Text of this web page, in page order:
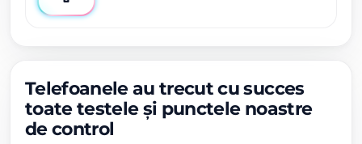
Telefoanele au trecut cu succes
toate testele și punctele noastre
de control